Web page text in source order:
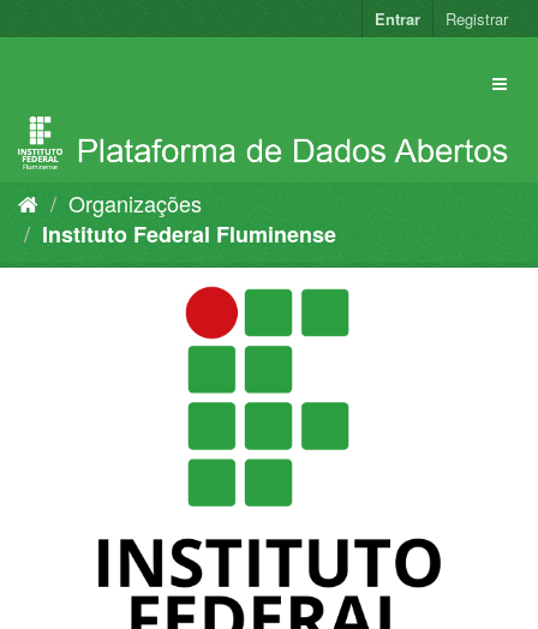
para
Entrar Registrar
Organizações
Instituto Federal Fluminense